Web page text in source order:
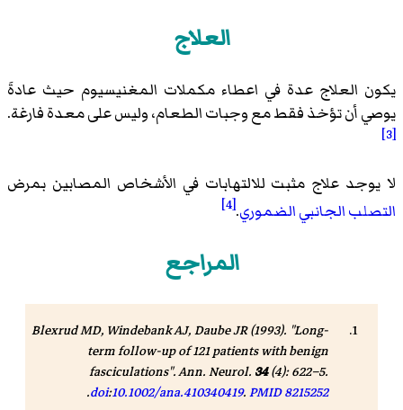
العلاج
يكون العلاج عدة في اعطاء مكملات المغنيسيوم حيث عادةَ
يوصي أن تؤخذ فقط مع وجبات الطعام، وليس على معدة فارغة.
[3]
لا يوجد علاج مثبت للالتهابات في الأشخاص المصابين بمرض
التصلب الجانبي الضموري.
[4]
المراجع
Blexrud MD, Windebank AJ, Daube JR (1993). "Long-
term follow-up of 121 patients with benign
fasciculations".Ann. Neurol. 34(4): 622–5.
doi:10.1002/ana.410340419.PMID8215252
.